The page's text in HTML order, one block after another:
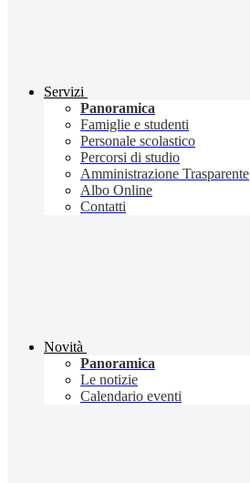
Servizi
Panoramica
Famiglie e studenti
Personale scolastico
Percorsi di studio
Amministrazione Trasparente
Albo Online
Contatti
Novità
Panoramica
Le notizie
Calendario eventi